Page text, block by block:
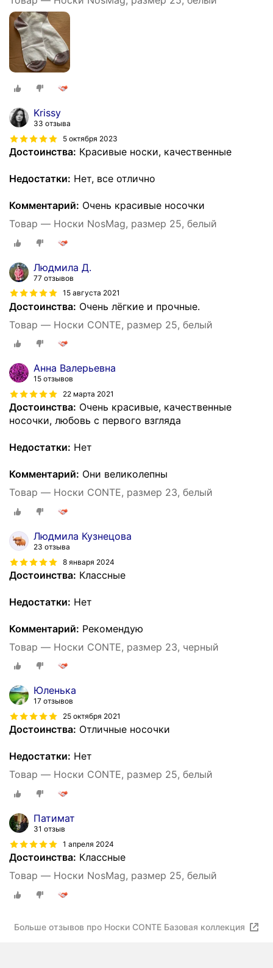
Krissy
33 отзыва
5 октября 2023
Достоинства: Красивые носки, качественные
Недостатки: Нет, все отлично
Комментарий: Очень красивые носочки
Товар — Носки NosMag, размер 25, белый
Людмила Д.
77 отзывов
15 августа 2021
Достоинства: Очень лёгкие и прочные.
Товар — Носки CONTE, размер 25, белый
Анна Валерьевна
15 отзывов
22 марта 2021
Достоинства: Очень красивые, качественные
носочки, любовь с первого взгляда
Недостатки: Нет
Комментарий: Они великолепны
Товар — Носки CONTE, размер 23, белый
Людмила Кузнецова
23 отзыва
8 января 2024
Достоинства: Классные
Недостатки: Нет
Комментарий: Рекомендую
Товар — Носки CONTE, размер 23, черный
Юленька
17 отзывов
25 октября 2021
Достоинства: Отличные носочки
Недостатки: Нет
Товар — Носки CONTE, размер 25, белый
Патимат
31 отзыв
1 апреля 2024
Достоинства: Классные
Товар — Носки NosMag, размер 25, белый
Больше отзывов про Носки CONTE Базовая коллекция